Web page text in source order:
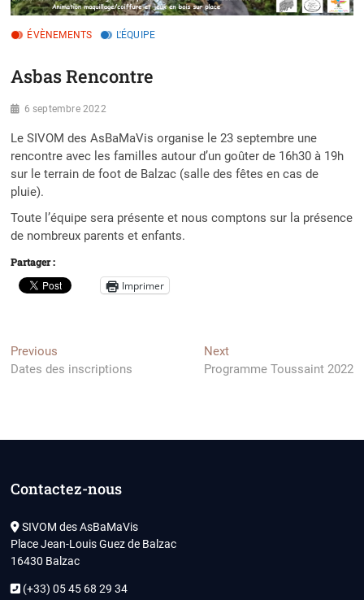
ÉVÈNEMENTS L'ÉQUIPE
Asbas Rencontre
6 septembre 2022
Le SIVOM des AsBaMaVis organise le 23 septembre une
rencontre avec les familles autour d’un goûter de 16h30 à 19h
sur le terrain de foot de Balzac (salle des fêtes en cas de
pluie).
Toute l’équipe sera présente et nous comptons sur la présence
de nombreux parents et enfants.
Partager :
Imprimer
Navigation
de
Previous
post:
Dates des inscriptions
NextNext
post:
Programme Toussaint 2022
Contactez-nous
SIVOM des AsBaMaVis
Place Jean-Louis Guez de Balzac
16430 Balzac
(+33) 05 45 68 29 34